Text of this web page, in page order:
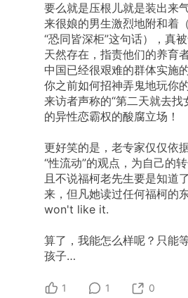
要么就是压根儿就是装出来
来很娘的男生激烈地附和着
“恐同皆深柜”这句话），真
天然存在，指责他们的养育
中国已经很艰难的群体实施
你之前如何招神弄鬼地玩你
来访者声称的“第二天就去找
的异性恋霸权的酸腐立场！
更好笑的是，老专家仅仅依
“性流动”的观点，为自己的
且不说福柯老先生要是知道
来，但凡她读过任何福柯的
won't like it.
算了，我能怎么样呢？只能
孩子…
1 1 0